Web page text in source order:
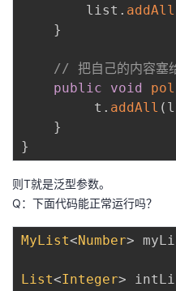
        list
. addAll
}
// 把自己的内容塞
public
void
         t
. addAll (
}
}
则T就是泛型参数。
Q：下面代码能正常运行吗？
MyList<Number>
List<Integer>